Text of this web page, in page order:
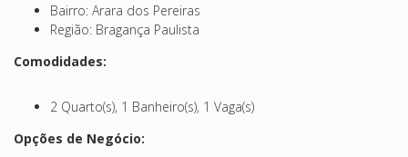
Bairro: Arara dos Pereiras
Região: Bragança Paulista
Comodidades:
2 Quarto(s), 1 Banheiro(s), 1 Vaga(s)
Opções de Negócio: